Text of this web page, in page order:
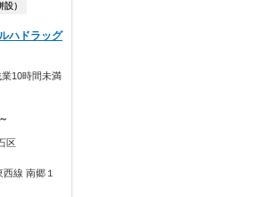
）
ハドラッグ
10時間未満
区
線 南郷１